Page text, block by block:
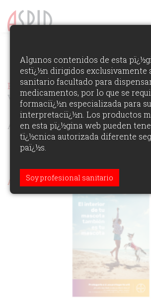
FOTOS GALA ASPID 2019
VER RANKING
Premios Aspid Espaï¿½a 2019Ver los
Veterinaria
ÁREAS DE PARTICIPACIï¿½N:
Aspid de Oro
Algunos contenidos de esta
estï¿½n dirigidos exclusivamente
sanitario facultado para
medicamentos, por lo que se
formaciï¿½n especializada para
interpretaciï¿½n. Los productos
en esta pï¿½gina web pueden
tï¿½cnica autorizada diferente
paï¿½s.
Soy profesional sanitario